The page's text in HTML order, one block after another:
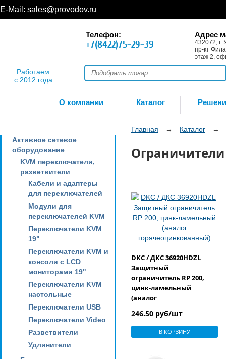
E-Mail: sales@provodov.ru
Работаем
с 2012 года
Телефон:
+7(8422)75-29-39
Адрес
432072, г.
пр-кт
этаж 2,
О компании Каталог
Активное сетевое
оборудование
KVM переключатели,
разветвители
Кабели и адаптеры
для переключателей
Модули для
переключателей KVM
Переключатели KVM
19"
Переключатели KVM и
консоли с LCD
мониторами 19"
Переключатели KVM
настольные
Переключатели USB
Переключатели Video
Разветвители
Удлинители
Главная → Каталог →
Ограничители
DKC / ДКС 36920HDZL
Защитный
ограничитель RP 200,
цинк-ламельный
(аналог
246.50 руб/шт
В КОРЗИНУ